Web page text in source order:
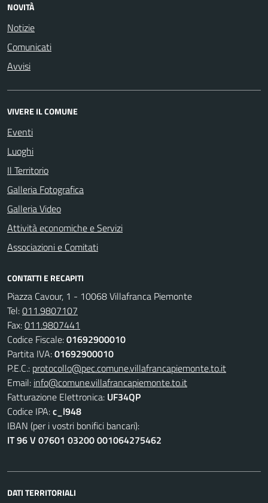
NOVITÀ
Notizie
Comunicati
Avvisi
VIVERE IL COMUNE
Eventi
Luoghi
Il Territorio
Galleria Fotografica
Galleria Video
Attività economiche e Servizi
Associazioni e Comitati
CONTATTI E RECAPITI
Piazza Cavour, 1 - 10068 Villafranca Piemonte
Tel:011.9807107
Fax:011.9807441
Codice Fiscale:01692900010
Partita IVA:01692900010
P.E.C.: protocollo@pec.comune.villafrancapiemonte.to.it
Email: info@comune.villafrancapiemonte.to.it
Fatturazione Elettronica: UF34QP
Codice IPA:c_l948
IBAN (per i vostri bonifici bancari):
IT 96 V 07601 03200 001064275462
DATI TERRITORIALI